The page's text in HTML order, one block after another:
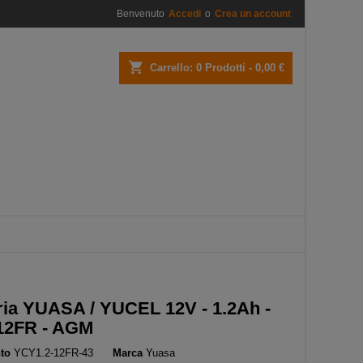
Benvenuto Accedi o Crea un account
shopping_cart Carrello: 0 Prodotti - 0,00 €
YUASA / YUCEL 12V - 1.2Ah -
- AGM
YCY1.2-12FR-43 Marca Yuasa